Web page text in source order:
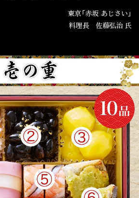
東京「赤坂 あじさい」
料理長 佐藤弘治 氏